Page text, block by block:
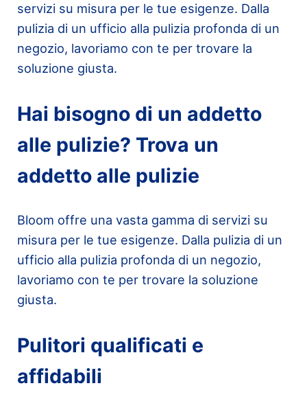
servizi su misura per le tue esigenze. Dalla
pulizia di un ufficio alla pulizia profonda di un
negozio, lavoriamo con te per trovare la
soluzione giusta.
Hai bisogno di un addetto
alle pulizie? Trova un
addetto alle pulizie
Bloom offre una vasta gamma di servizi su
misura per le tue esigenze. Dalla pulizia di un
ufficio alla pulizia profonda di un negozio,
lavoriamo con te per trovare la soluzione
giusta.
Pulitori qualificati e
affidabili